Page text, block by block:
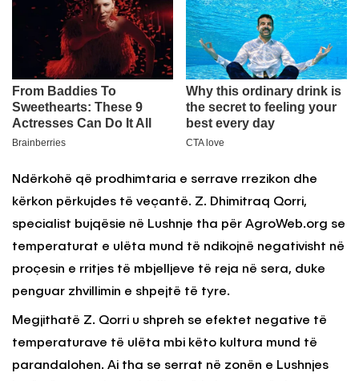
Ndërkohë që prodhimtaria e serrave rrezikon dhe
kërkon përkujdes të veçantë. Z. Dhimitraq Qorri,
specialist bujqësie në Lushnje tha për AgroWeb.org se
temperaturat e ulëta mund të ndikojnë negativisht në
proçesin e rritjes të mbjelljeve të reja në sera, duke
penguar zhvillimin e shpejtë të tyre.
Megjithatë Z. Qorri u shpreh se efektet negative të
temperaturave të ulëta mbi këto kultura mund të
parandalohen. Ai tha se serrat në zonën e Lushnjes